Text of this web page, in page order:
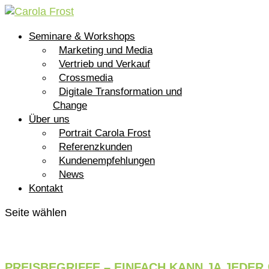
Seminare & Workshops
Marketing und Media
Vertrieb und Verkauf
Crossmedia
Digitale Transformation und
Change
Über uns
Portrait Carola Frost
Referenzkunden
Kundenempfehlungen
News
Kontakt
Seite wählen